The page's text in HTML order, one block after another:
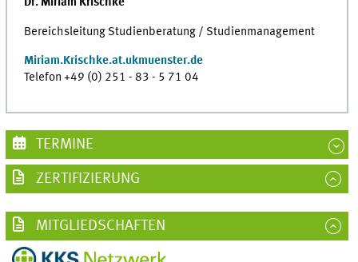
Dr. Miriam Krischke
Bereichsleitung Studienberatung / Studienmanagement
Miriam.Krischke.at.ukmuenster.de
Telefon +49 (0) 251 - 83 - 5 71 04
TERMINE
ZERTIFIZIERUNG
MITGLIEDSCHAFTEN